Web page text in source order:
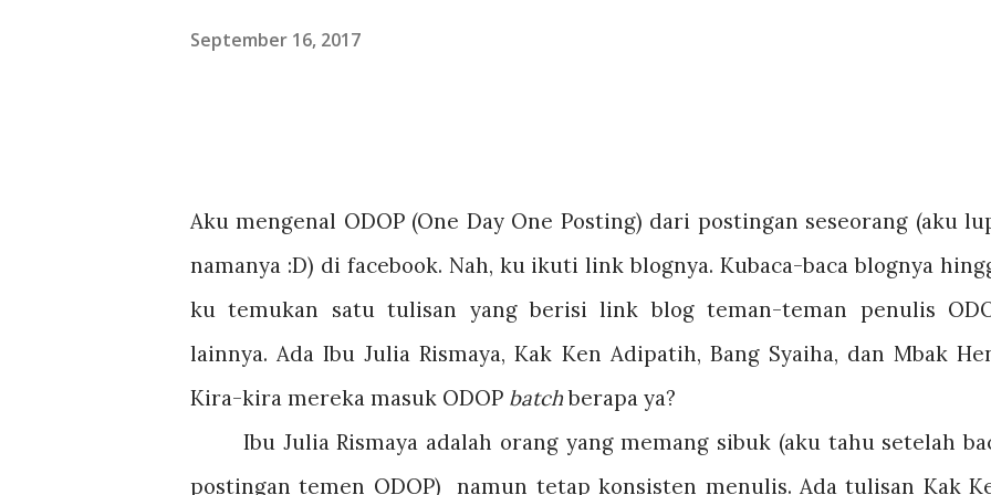
September 16, 2017
Aku mengenal ODOP (One Day One Posting) dari postingan seseorang (aku
namanya :D) di facebook. Nah, ku ikuti link blognya. Kubaca-baca blognya
ku temukan satu tulisan yang berisi link blog teman-teman penulis
lainnya. Ada Ibu Julia Rismaya, Kak Ken Adipatih, Bang Syaiha, dan Mbak
Kira-kira mereka masuk ODOP batchberapa ya?
Ibu Julia Rismaya adalah orang yang memang sibuk (aku tahu setelah
postingan temen ODOP)
namun tetap konsisten menulis. Ada tulisan Kak